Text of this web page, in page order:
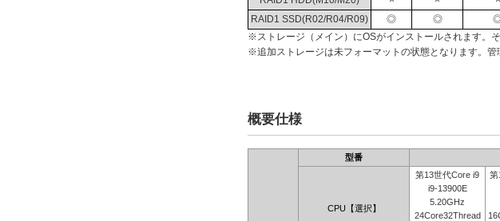
RAID1 SSD(R02/R04/R09)
◎ ◎
※ストレージ（メイン）にOSがインストールされます。
※追加ストレージは未フォーマットの状態となります。
概要仕様
型番
CPU【選択】
第13世代Core i9
i9-13900E
5.20GHz
24Core32Thread
第